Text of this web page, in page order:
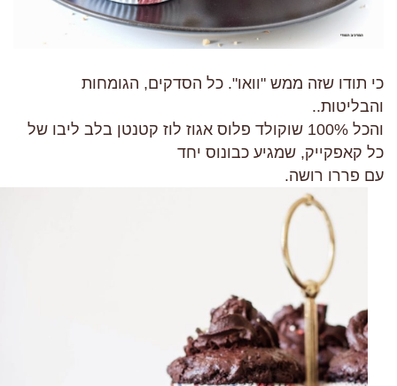
כי תודו שזה ממש "וואו". כל הסדקים, הגומחות
והבליטות..
והכל 100% שוקולד פלוס אגוז לוז קטנטן בלב ליבו של
כל קאפקייק, שמגיע כבונוס יחד
עם פררו רושה.